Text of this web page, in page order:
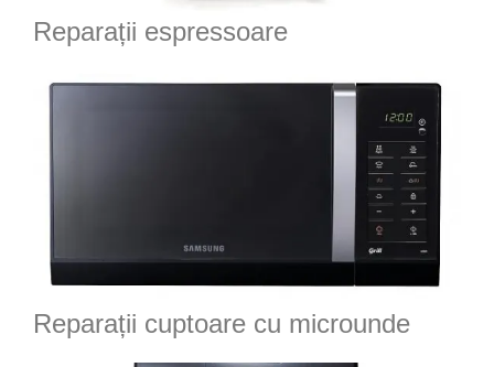
Reparații espressoare
Reparații cuptoare cu microunde